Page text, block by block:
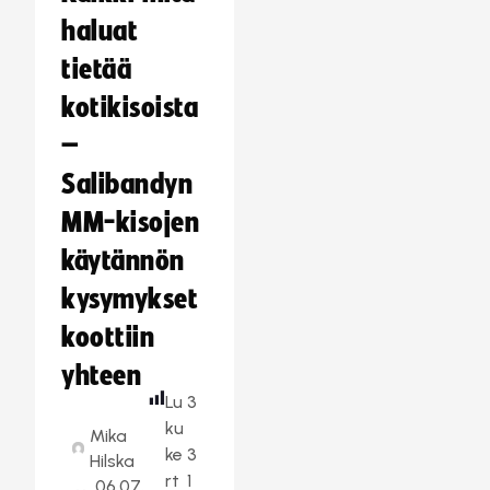
haluat
tietää
kotikisoista
–
Salibandyn
MM-kisojen
käytännön
kysymykset
koottiin
yhteen
Mika
Hilska
Lu
ku
ke
rt
3
3
1